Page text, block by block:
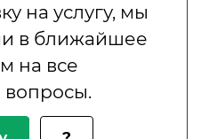
на услугу, мы
в ближайшее
на все